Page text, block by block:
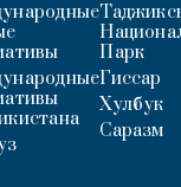
Парк
Гиссар
Хулбук
Саразм